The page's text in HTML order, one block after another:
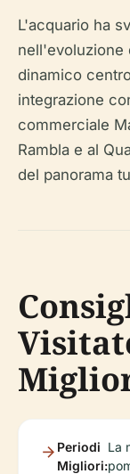
L'acquario ha
nell'evoluzione
dinamico
integrazione
commerciale
Rambla e al
del panorama
Periodi
Migliori:
La